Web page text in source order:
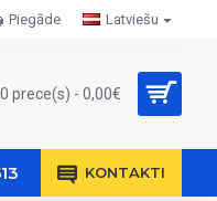
Latviešu
Piegāde
0 prece(s) - 0,00€
KONTAKTI